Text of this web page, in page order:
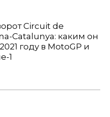
Circuit de
Catalunya: каким он
году в MotoGP и
1